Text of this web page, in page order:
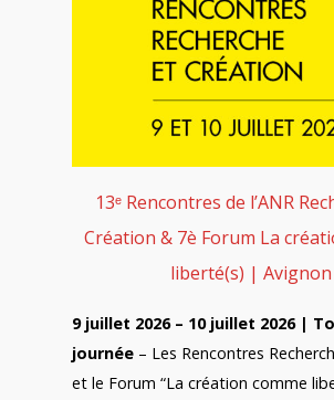
13ᵉ Rencontres de l’ANR
Création & 7è Forum La
liberté(s) | Avignon
9 juillet 2026 – 10 juillet 2026 |
journée – Les Rencontres
et le Forum “La création comme